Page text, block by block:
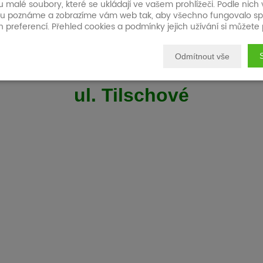
malé soubory, které se ukládají ve vašem prohlížeči. Podle nich
poznáme a zobrazíme vám web tak, aby všechno fungovalo
preferencí. Přehled cookies a podmínky jejich užívání si můžete
Odmítnout vše
domu, Ostrava -
ul. Tilschové